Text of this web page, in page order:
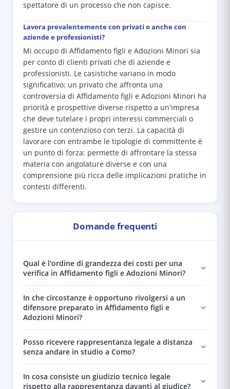
spettatore di un processo che non capisce.
Lavora prevalentemente con privati o anche con
aziende e professionisti?
Mi occupo di Affidamento figli e Adozioni Minori sia
per conto di clienti privati che di aziende e
professionisti. Le casistiche variano in modo
significativo: un privato che affronta una
controversia di Affidamento figli e Adozioni Minori ha
priorità e prospettive diverse rispetto a un'impresa
che deve tutelare i propri interessi commerciali o
gestire un contenzioso con terzi. La capacità di
lavorare con entrambe le tipologie di committente è
un punto di forza: permette di affrontare la stessa
materia con angolature diverse e con una
comprensione più ricca delle implicazioni pratiche in
contesti differenti.
Domande frequenti
Qual è l'ordine di grandezza dei costi per una
verifica in Affidamento figli e Adozioni Minori?
In che circostanze è opportuno rivolgersi a un
difensore preparato in Affidamento figli e
Adozioni Minori?
Posso ricevere rappresentanza legale a distanza
senza andare in studio a Como?
In cosa consiste un giudizio tecnico legale
rispetto alla rappresentanza davanti al giudice?